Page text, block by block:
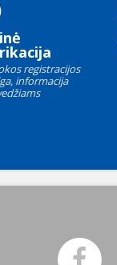
registracijos
informacija